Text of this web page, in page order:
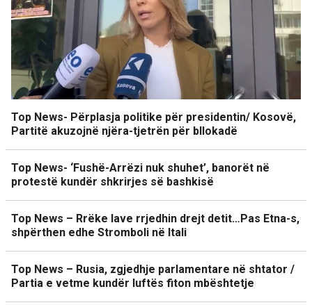
Top News- Përplasja politike për presidentin/ Kosovë,
Partitë akuzojnë njëra-tjetrën për bllokadë
Top News- ‘Fushë-Arrëzi nuk shuhet’, banorët në
protestë kundër shkrirjes së bashkisë
Top News – Rrëke lave rrjedhin drejt detit…Pas Etna-s,
shpërthen edhe Stromboli në Itali
Top News – Rusia, zgjedhje parlamentare në shtator /
Partia e vetme kundër luftës fiton mbështetje